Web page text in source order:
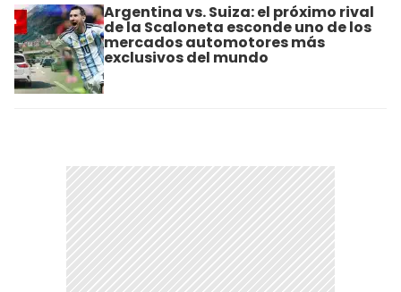
Argentina vs. Suiza: el próximo rival
de la Scaloneta esconde uno de los
mercados automotores más
exclusivos del mundo